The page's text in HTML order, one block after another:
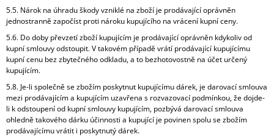
5.5. Nárok na úhradu škody vzniklé na zboží je prodávající oprávněn
jednostranně započíst proti nároku kupujícího na vrácení kupní ceny.
5.6. Do doby převzetí zboží kupujícím je prodávající oprávněn kdykoliv od
kupní smlouvy odstoupit. V takovém případě vrátí prodávající kupujícímu
kupní cenu bez zbytečného odkladu, a to bezhotovostně na účet určený
kupujícím.
5.8. Je-li společně se zbožím poskytnut kupujícímu dárek, je darovací smlouva
mezi prodávajícím a kupujícím uzavřena s rozvazovací podmínkou, že dojde-
li k odstoupení od kupní smlouvy kupujícím, pozbývá darovací smlouva
ohledně takového dárku účinnosti a kupující je povinen spolu se zbožím
prodávajícímu vrátit i poskytnutý dárek.